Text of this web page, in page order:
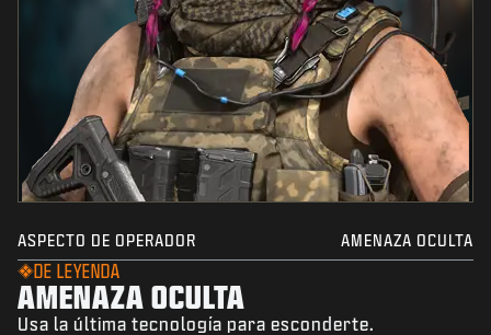
ASPECTO DE OPERADOR AMENAZA OCULTA
DE LEYENDA
AMENAZA OCULTA
Usa la última tecnología para esconderte.